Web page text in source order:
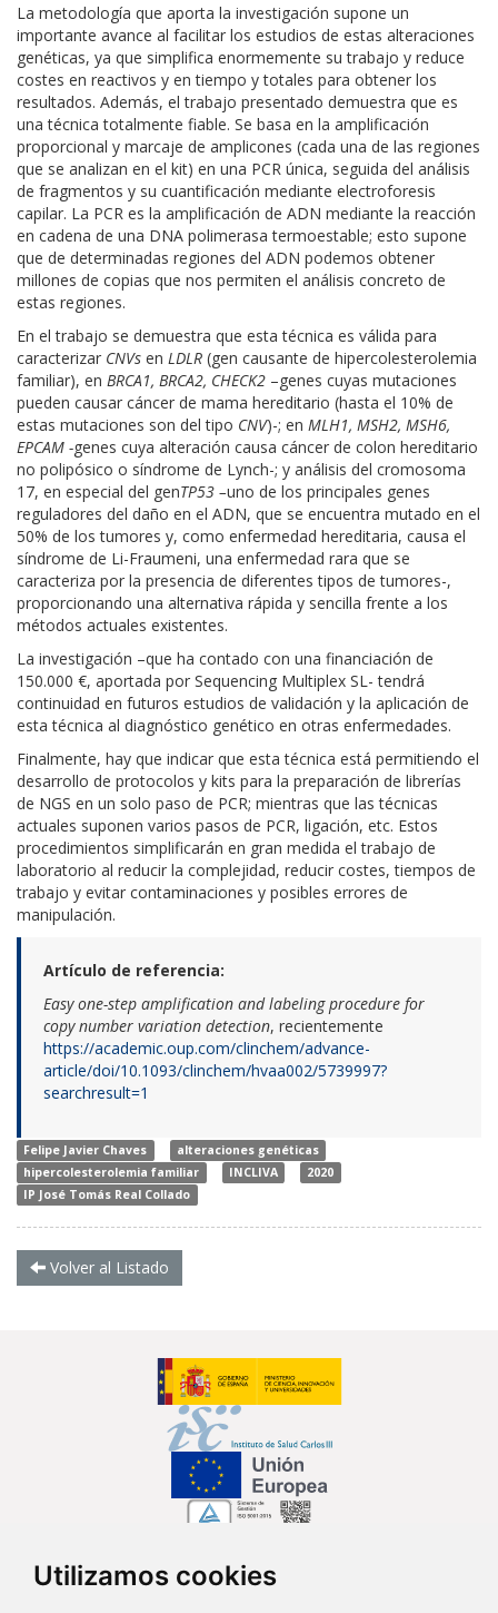
Utilizamos cookies
La metodología que aporta la investigación supone un
importante avance al facilitar los estudios de estas alteraciones
genéticas, ya que simplifica enormemente su trabajo y reduce
costes en reactivos y en tiempo y totales para obtener los
resultados. Además, el trabajo presentado demuestra que es
una técnica totalmente fiable. Se basa en la amplificación
proporcional y marcaje de amplicones (cada una de las regiones
que se analizan en el kit) en una PCR única, seguida del análisis
de fragmentos y su cuantificación mediante electroforesis
capilar. La PCR es la amplificación de ADN mediante la reacción
en cadena de una DNA polimerasa termoestable; esto supone
que de determinadas regiones del ADN podemos obtener
millones de copias que nos permiten el análisis concreto de
estas regiones.
En el trabajo se demuestra que esta técnica es válida para
caracterizar CNVs en LDLR (gen causante de hipercolesterolemia
familiar), en BRCA1, BRCA2, CHECK2 –genes cuyas mutaciones
pueden causar cáncer de mama hereditario (hasta el 10% de
estas mutaciones son del tipo CNV)-; en MLH1, MSH2, MSH6,
EPCAM -genes cuya alteración causa cáncer de colon hereditario
no polipósico o síndrome de Lynch-; y análisis del cromosoma
17, en especial del genTP53 –uno de los principales genes
reguladores del daño en el ADN, que se encuentra mutado en el
50% de los tumores y, como enfermedad hereditaria, causa el
síndrome de Li-Fraumeni, una enfermedad rara que se
caracteriza por la presencia de diferentes tipos de tumores-,
proporcionando una alternativa rápida y sencilla frente a los
métodos actuales existentes.
La investigación –que ha contado con una financiación de
150.000 €, aportada por Sequencing Multiplex SL- tendrá
continuidad en futuros estudios de validación y la aplicación de
esta técnica al diagnóstico genético en otras enfermedades.
Finalmente, hay que indicar que esta técnica está permitiendo el
desarrollo de protocolos y kits para la preparación de librerías
de NGS en un solo paso de PCR; mientras que las técnicas
actuales suponen varios pasos de PCR, ligación, etc. Estos
procedimientos simplificarán en gran medida el trabajo de
laboratorio al reducir la complejidad, reducir costes, tiempos de
trabajo y evitar contaminaciones y posibles errores de
manipulación.
Artículo de referencia:
Easy one-step amplification and labeling procedure for
copy number variation detection, recientemente
https://academic.oup.com/clinchem/advance-
article/doi/10.1093/clinchem/hvaa002/5739997?
searchresult=1
Felipe Javier Chaves
alteraciones genéticas
hipercolesterolemia familiar
INCLIVA
2020
IP José Tomás Real Collado
Volver al Listado
Síguenos en...